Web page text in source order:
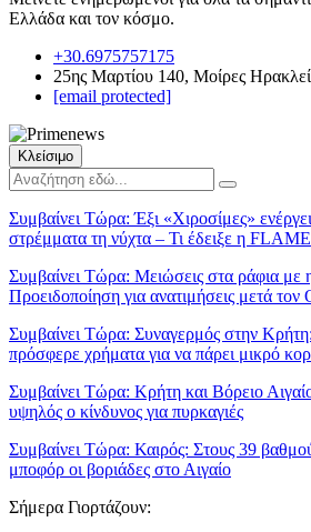
Ελλάδα και τον κόσμο.
+30.6975757175
25ης Μαρτίου 140, Μοίρες
[email protected]
Κλείσιμο
Συμβαίνει Τώρα: Έξι «Χιροσίμες»
στρέμματα τη νύχτα – Τι έδειξε η FLAME
Συμβαίνει Τώρα: Μειώσεις στα ράφια με
Προειδοποίηση για ανατιμήσεις μετά τον
Συμβαίνει Τώρα: Συναγερμός στην
πρόσφερε χρήματα για να πάρει μικρό
Συμβαίνει Τώρα: Κρήτη και Βόρειο
υψηλός ο κίνδυνος για πυρκαγιές
Συμβαίνει Τώρα: Καιρός: Στους 39
μποφόρ οι βοριάδες στο Αιγαίο
Σήμερα Γιορτάζουν: